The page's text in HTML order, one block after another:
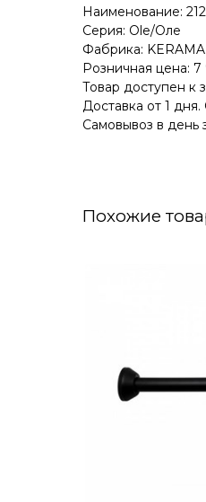
Наименование:
Серия: Ole/Оле
Фабрика:
Розничная цена: 7
Товар доступен к
Доставка от 1
Самовывоз в день
Похожие